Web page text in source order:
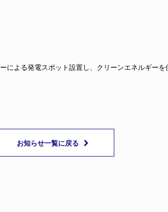
による発電スポット設置し、クリーンエネルギーを
お知らせ一覧に戻る